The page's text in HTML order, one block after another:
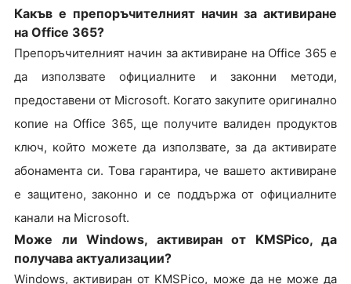
Какъв е препоръчителният начин за активиране
на Office 365?
Препоръчителният начин за активиране на Office 365 е
да използвате официалните и законни методи,
предоставени от Microsoft. Когато закупите оригинално
копие на Office 365, ще получите валиден продуктов
ключ, който можете да използвате, за да активирате
абонамента си. Това гарантира, че вашето активиране
е защитено, законно и се поддържа от официалните
канали на Microsoft.
Може ли Windows, активиран от KMSPico, да
получава актуализации?
Windows, активиран от KMSPico, може да не може да